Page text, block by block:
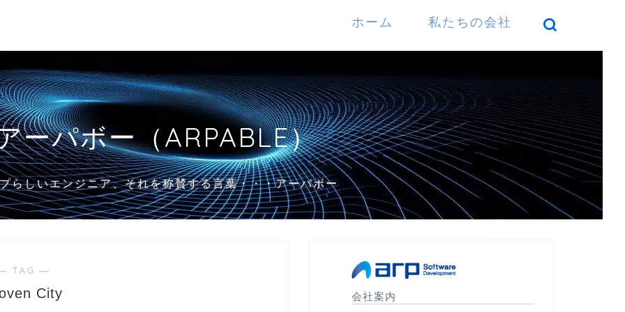
ホーム 私たちの会社
ーパボー（ARPABLE）
らしいエンジニア、それを称賛する言葉・・・アーパボー
TAG ―
City
会社案内